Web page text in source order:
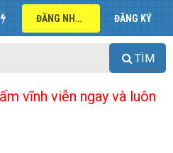
ĐĂNG NHẬP ĐĂNG KÝ
TÌM
vĩnh viễn ngay và luôn